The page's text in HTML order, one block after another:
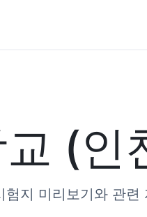
(인
지 미리보기와 관련